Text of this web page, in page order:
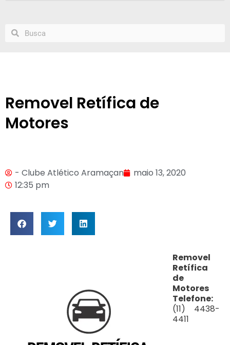
Removel Retífica de
Motores
- Clube Atlético Aramaçan
maio 13, 2020
12:35 pm
Removel
Retífica
de
Motores
Telefone:
(11) 4438-
4411